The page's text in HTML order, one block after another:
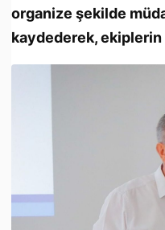
organize şekilde
kaydederek,